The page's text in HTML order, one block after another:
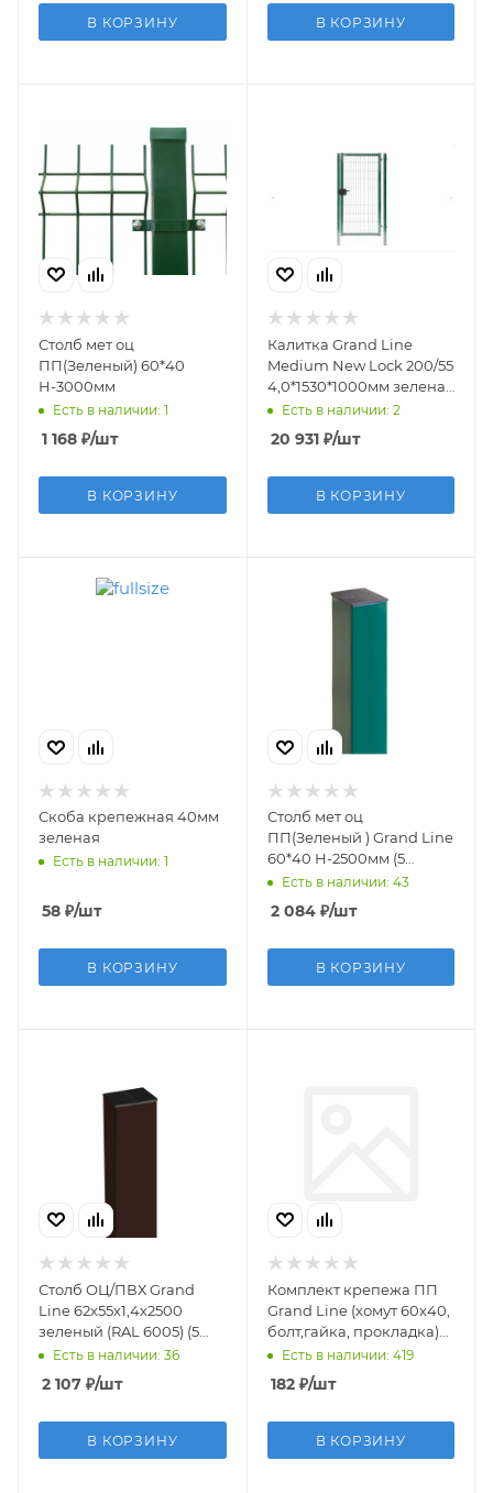
В КОРЗИНУ В КОРЗИНУ
Столб мет оц
ПП(Зеленый) 60*40
Н-3000мм
Есть в наличии: 1
1 168 ₽/шт
В КОРЗИНУ
Калитка Grand Line
Medium New Lock 200/55
4,0*1530*1000мм зеленая
(RAL 6005) (с замком)
Есть в наличии: 2
20 931₽/шт
В КОРЗИНУ
Скоба крепежная 40мм
зеленая
Есть в наличии: 1
58 ₽/шт
В КОРЗИНУ
Столб мет оц
ПП(Зеленый ) Grand Line
60*40 Н-2500мм (5
отверстия) комплект с
Есть в наличии: 43
2 084₽/шт
В КОРЗИНУ
Столб ОЦ/ПВХ Grand
Line 62х55х1,4х2500
зеленый (RAL 6005) (5
отверстия)
Есть в наличии: 36
2 107 ₽/шт
В КОРЗИНУ
Комплект крепежа ПП
Grand Line (хомут 60х40,
болт,гайка, прокладка)
зеленый (RAL6005)
Есть в наличии: 419
182₽/шт
В КОРЗИНУ